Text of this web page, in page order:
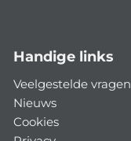
Handige links
Veelgestelde vragen
Nieuws
Cookies